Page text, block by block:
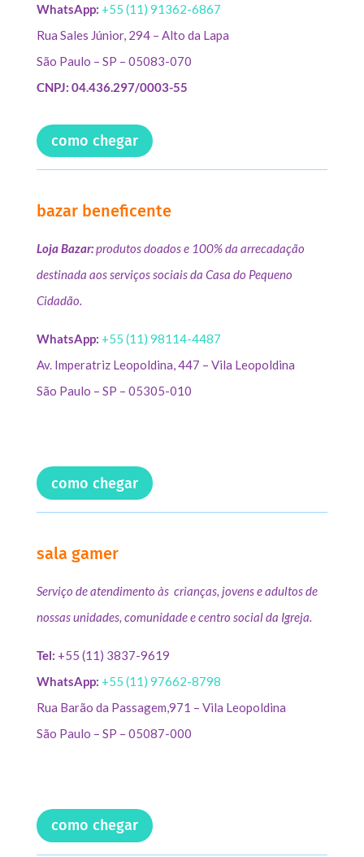
WhatsApp: +55 (11) 91362-6867
Rua Sales Júnior, 294 – Alto da Lapa
São Paulo – SP – 05083-070
CNPJ: 04.436.297/0003-55
como chegar
bazar beneficente
Loja Bazar:produtos doados e 100% da arrecadação
destinada aos serviços sociais da Casa do Pequeno
Cidadão.
WhatsApp: +55 (11) 98114-4487
Av. Imperatriz Leopoldina, 447 – Vila Leopoldina
São Paulo – SP – 05305-010
como chegar
sala gamer
Serviço de atendimento às crianças, jovens e adultos de
nossas unidades, comunidade e centro social da Igreja.
Tel: +55 (11) 3837-9619
WhatsApp: +55 (11) 97662-8798
Rua Barão da Passagem,971 – Vila Leopoldina
São Paulo – SP – 05087-000
como chegar